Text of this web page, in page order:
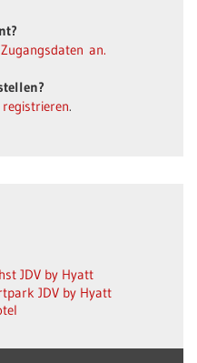
an.
.
JDV by Hyatt
JDV by Hyatt